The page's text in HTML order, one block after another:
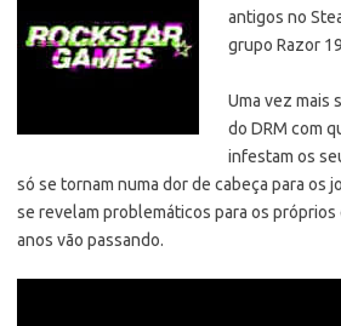
antigos no
grupo Razor
Uma vez mais
do DRM com
infestam os
só se tornam numa dor de cabeça para os
se revelam problemáticos para os
anos vão passando.